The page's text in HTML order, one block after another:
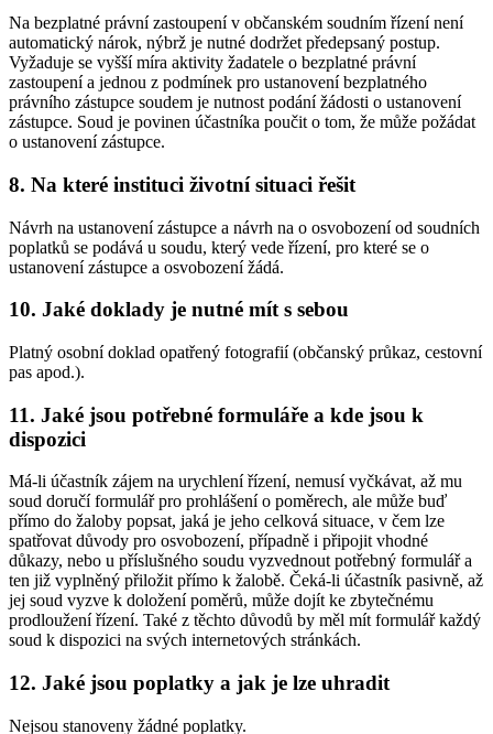
Na bezplatné právní zastoupení v občanském soudním řízení není
automatický nárok, nýbrž je nutné dodržet předepsaný postup.
Vyžaduje se vyšší míra aktivity žadatele o bezplatné právní
zastoupení a jednou z podmínek pro ustanovení bezplatného
právního zástupce soudem je nutnost podání žádosti o ustanovení
zástupce. Soud je povinen účastníka poučit o tom, že může požádat
o ustanovení zástupce.
8. Na které instituci životní situaci řešit
Návrh na ustanovení zástupce a návrh na o osvobození od soudních
poplatků se podává u soudu, který vede řízení, pro které se o
ustanovení zástupce a osvobození žádá.
10. Jaké doklady je nutné mít s sebou
Platný osobní doklad opatřený fotografií (občanský průkaz, cestovní
pas apod.).
11. Jaké jsou potřebné formuláře a kde jsou k
dispozici
Má-li účastník zájem na urychlení řízení, nemusí vyčkávat, až mu
soud doručí formulář pro prohlášení o poměrech, ale může buď
přímo do žaloby popsat, jaká je jeho celková situace, v čem lze
spatřovat důvody pro osvobození, případně i připojit vhodné
důkazy, nebo u příslušného soudu vyzvednout potřebný formulář a
ten již vyplněný přiložit přímo k žalobě. Čeká-li účastník pasivně, až
jej soud vyzve k doložení poměrů, může dojít ke zbytečnému
prodloužení řízení. Také z těchto důvodů by měl mít formulář každý
soud k dispozici na svých internetových stránkách.
12. Jaké jsou poplatky a jak je lze uhradit
Nejsou stanoveny žádné poplatky.